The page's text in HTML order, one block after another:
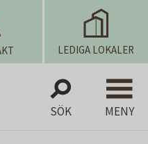
LEDIGA LOKALER
SÖK MENY